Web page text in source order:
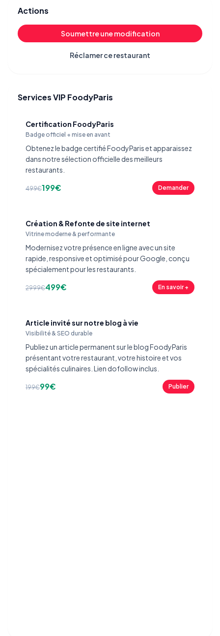
Actions
Soumettre une modification
Réclamer ce restaurant
Services VIP FoodyParis
Certification FoodyParis
Badge officiel + mise en avant
Obtenez le badge certifié FoodyParis et apparaissez
dans notre sélection officielle des meilleurs
restaurants.
499€199€ Demander
Création & Refonte de site internet
Vitrine moderne & performante
Modernisez votre présence en ligne avec un site
rapide, responsive et optimisé pour Google, conçu
spécialement pour les restaurants.
2999€499€ En savoir +
Article invité sur notre blog à vie
Visibilité & SEO durable
Publiez un article permanent sur le blog FoodyParis
présentant votre restaurant, votre histoire et vos
spécialités culinaires. Lien dofollow inclus.
199€99€ Publier